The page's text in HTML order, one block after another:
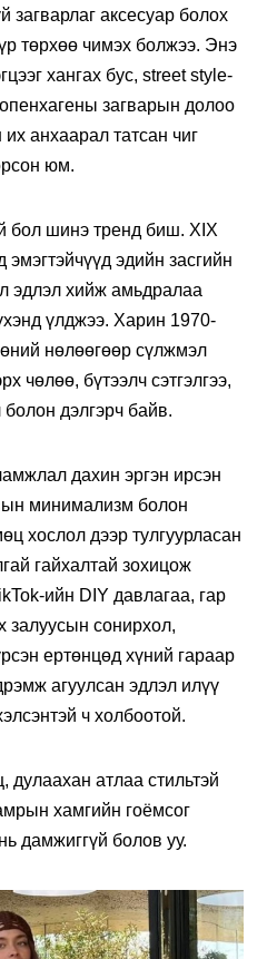
загварлаг аксесуар болох
төрхөө чимэх болжээ. Энэ
хангах бус, street style-
загварын долоо
анхаарал татсан чиг
юм.
бол шинэ тренд биш. XIX
эдийн засгийн
эдлэл хийж амьдралаа
үлджээ. Харин 1970-
нөлөөгөөр сүлжмэл
чөлөө, бүтээлч сэтгэлгээ,
болон дэлгэрч байв.
дахин эргэн ирсэн
минимализм болон
хослол дээр тулгуурласан
гайхалтай зохицож
ийн DIY давлагаа, гар
залуусын сонирхол,
ертөнцөд хүний гараар
агуулсан эдлэл илүү
ч холбоотой.
дулаахан атлаа стильтэй
хамгийн гоёмсог
дамжиггүй болов уу.